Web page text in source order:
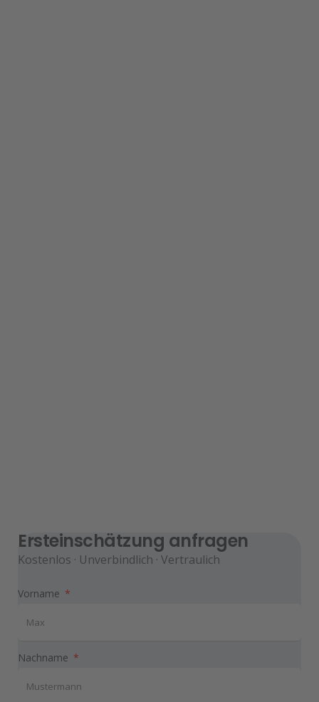
Ersteinschätzung anfragen
Kostenlos · Unverbindlich · Vertraulich
Vorname
Nachname